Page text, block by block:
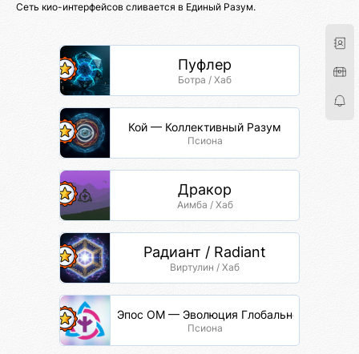
Сеть кио-интерфейсов сливается в Единый Разум.
Пуфлер
Ботра / Хаб
Кой — Коллективный Разум
Псиона
Дракор
Аимба / Хаб
Радиант / Radiant
Виртулин / Хаб
Эпос ОМ — Эволюция Глобальной Сети
Псиона